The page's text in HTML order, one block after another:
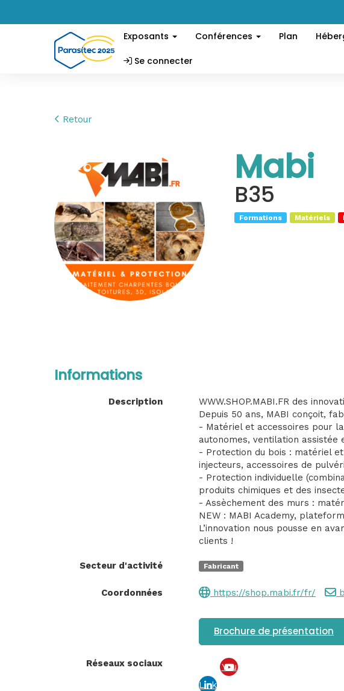
Exposants Conférences Plan
Se connecter
Retour
Mabi
B35
Formations Matériels
Informations
Description
WWW.SHOP.MABI.FR des
Depuis 50 ans, MABI conçoit,
- Matériel et accessoires pour
autonomes, ventilation assistée
- Protection du bois : matériel
injecteurs, accessoires de
- Protection individuelle
produits chimiques et des
- Assèchement des murs :
NEW : MABI Academy,
L’innovation nous pousse en
clients !
Secteur d'activité Fabricant
Coordonnées https://shop.mabi.fr/fr/
Brochure de présentation
Réseaux sociaux
Link
You